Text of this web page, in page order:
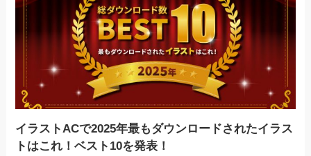
イラストACで2025年最もダウンロードされたイラス
トはこれ！ベスト10を発表！